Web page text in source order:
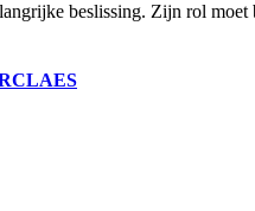
beslissing. Zijn rol